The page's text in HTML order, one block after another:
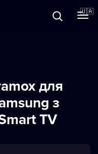
🇺🇦
для
з
TV